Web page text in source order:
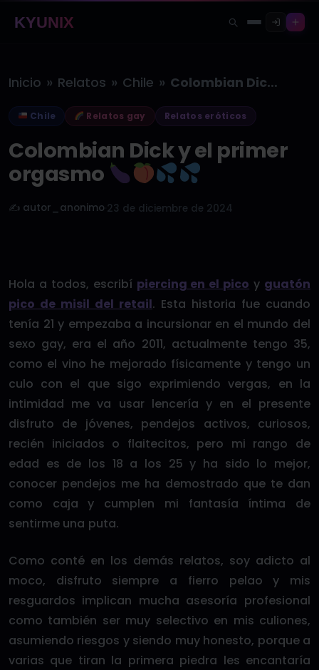
KYUNIX
Inicio » Relatos » Chile » Colombian Dick y el primer orgasmo…
Chile Relatos gay Relatos eróticos
Colombian Dick y el primer
orgasmo
✍️ autor_anonimo 23 de diciembre de 2024
Hola a todos, escribí piercing en el pico y guatón
pico de misil del retail. Esta historia fue cuando
tenía 21 y empezaba a incursionar en el mundo del
sexo gay, era el año 2011, actualmente tengo 35,
como el vino he mejorado físicamente y tengo un
culo con el que sigo exprimiendo vergas, en la
intimidad me va usar lencería y en el presente
disfruto de jóvenes, pendejos activos, curiosos,
recién iniciados o flaitecitos, pero mi rango de
edad es de los 18 a los 25 y ha sido lo mejor,
conocer pendejos me ha demostrado que te dan
como caja y cumplen mi fantasía íntima de
sentirme una puta.
Como conté en los demás relatos, soy adicto al
moco, disfruto siempre a fierro pelao y mis
resguardos implican mucha asesoría profesional
como también ser muy selectivo en mis culiones,
asumiendo riesgos y siendo muy honesto, porque a
varias que tiran la primera piedra les encantaría